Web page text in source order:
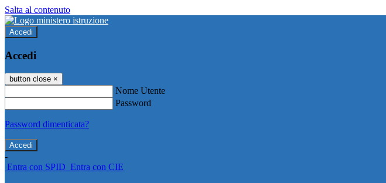
Salta al contenuto
Accedi
Accedi
button close ×
Nome Utente
Password
Password dimenticata?
-
Entra con SPID Entra con CIE